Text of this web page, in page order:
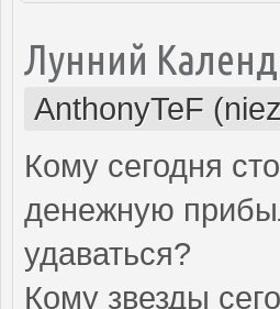
Лунний
AnthonyTeF
Кому сегодня
денежную
удаваться?
Кому звезды